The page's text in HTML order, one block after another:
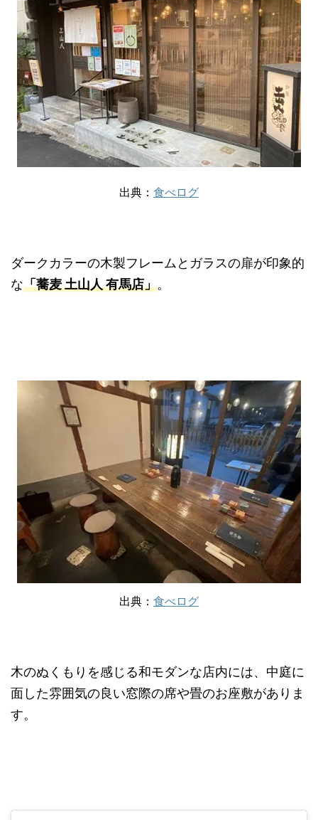
出典： 食べログ
ダークカラーの木製フレームとガラスの扉が印象的
な「蕎麦 土山人 有馬店」。
出典： 食べログ
木のぬくもりを感じる和モダンな店内には、中庭に
面した雰囲気の良い窓際の席や畳のお座敷がありま
す。